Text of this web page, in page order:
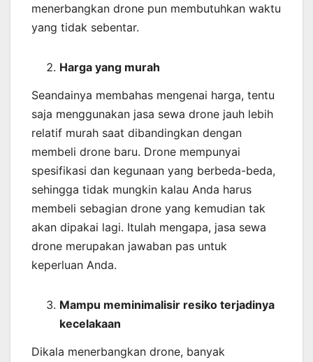
menerbangkan drone pun membutuhkan waktu
yang tidak sebentar.
Harga yang murah
Seandainya membahas mengenai harga, tentu
saja menggunakan jasa sewa drone jauh lebih
relatif murah saat dibandingkan dengan
membeli drone baru. Drone mempunyai
spesifikasi dan kegunaan yang berbeda-beda,
sehingga tidak mungkin kalau Anda harus
membeli sebagian drone yang kemudian tak
akan dipakai lagi. Itulah mengapa, jasa sewa
drone merupakan jawaban pas untuk
keperluan Anda.
Mampu meminimalisir resiko terjadinya
kecelakaan
Dikala menerbangkan drone, banyak